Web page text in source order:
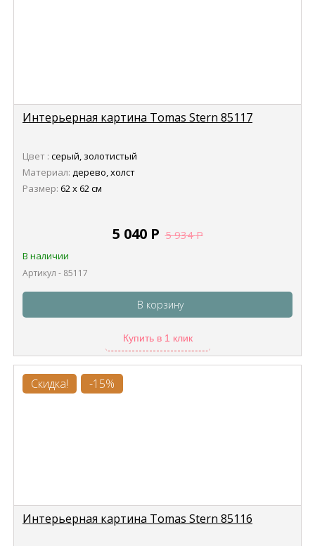
Интерьерная картина Tomas Stern 85117
Цвет : серый, золотистый
Материал: дерево, холст
Размер: 62 х 62 см
5 040 Р 5 934Р
В наличии
Артикул - 85117
В корзину
Купить в 1 клик
Скидка! -15%
Интерьерная картина Tomas Stern 85116